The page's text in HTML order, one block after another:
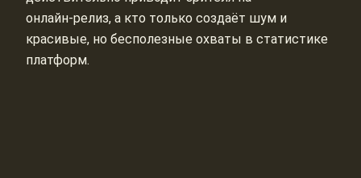
онлайн‑релиз, а кто только создаёт шум и
красивые, но бесполезные охваты в статистике
платформ.